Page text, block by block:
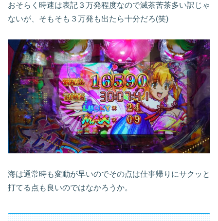
おそらく時速は表記３万発程度なので滅茶苦茶多い訳じゃ
ないが、そもそも３万発も出たら十分だろ(笑)
海は通常時も変動が早いのでその点は仕事帰りにサクッと
打てる点も良いのではなかろうか。